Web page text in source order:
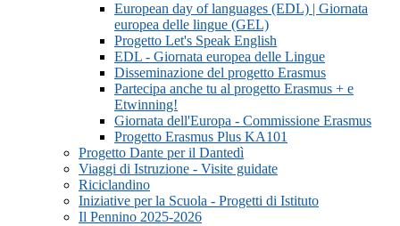
European day of languages (EDL) | Giornata
europea delle lingue (GEL)
Progetto Let's Speak English
EDL - Giornata europea delle Lingue
Disseminazione del progetto Erasmus
Partecipa anche tu al progetto Erasmus + e
Etwinning!
Giornata dell'Europa - Commissione Erasmus
Progetto Erasmus Plus KA101
Progetto Dante per il Dantedì
Viaggi di Istruzione - Visite guidate
Riciclandino
Iniziative per la Scuola - Progetti di Istituto
Il Pennino 2025-2026